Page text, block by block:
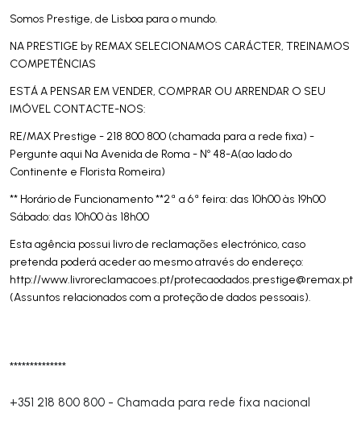
Somos Prestige, de Lisboa para o mundo.
NA PRESTIGE by REMAX SELECIONAMOS CARÁCTER, TREINAMOS
COMPETÊNCIAS
ESTÁ A PENSAR EM VENDER, COMPRAR OU ARRENDAR O SEU
IMÓVEL CONTACTE-NOS:
RE/MAX Prestige - 218 800 800 (chamada para a rede fixa) -
Pergunte aqui Na Avenida de Roma - Nº 48-A(ao lado do
Continente e Florista Romeira)
** Horário de Funcionamento **2ª a 6ª feira: das 10h00 às 19h00
Sábado: das 10h00 às 18h00
Esta agência possui livro de reclamações electrónico, caso
pretenda poderá aceder ao mesmo através do endereço:
http://www.livroreclamacoes.pt/protecaodados.prestige@remax.pt
(Assuntos relacionados com a proteção de dados pessoais).
**************
+351 218 800 800 - Chamada para rede fixa nacional